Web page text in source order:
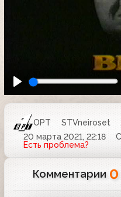
ОРТ STVneiroset
20 марта 2021, 22:18
Есть проблема?
Комментарии 0